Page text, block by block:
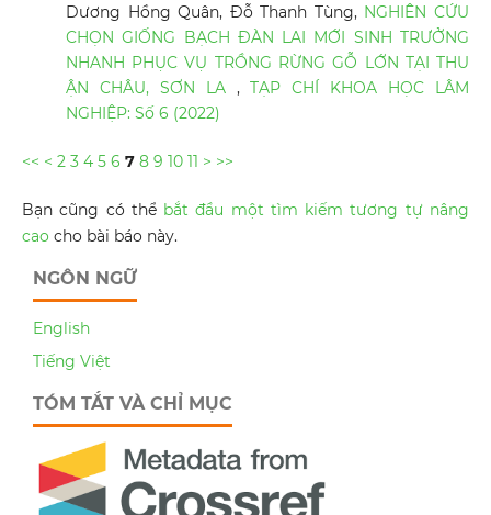
Dương Hồng Quân, Đỗ Thanh Tùng, NGHIÊN CỨU
CHỌN GIỐNG BẠCH ĐÀN LAI MỚI SINH TRƯỞNG
NHANH PHỤC VỤ TRỒNG RỪNG GỖ LỚN TẠI THU
ẬN CHÂU, SƠN LA ,TẠP CHÍ KHOA HỌC LÂM
NGHIỆP: Số 6 (2022)
<< < 2 3 4 5 6 7 8 9 10 11 > >>
Bạn cũng có thể bắt đầu một tìm kiếm tương tự nâng
cao cho bài báo này.
NGÔN NGỮ
English
Tiếng Việt
TÓM TẮT VÀ CHỈ MỤC